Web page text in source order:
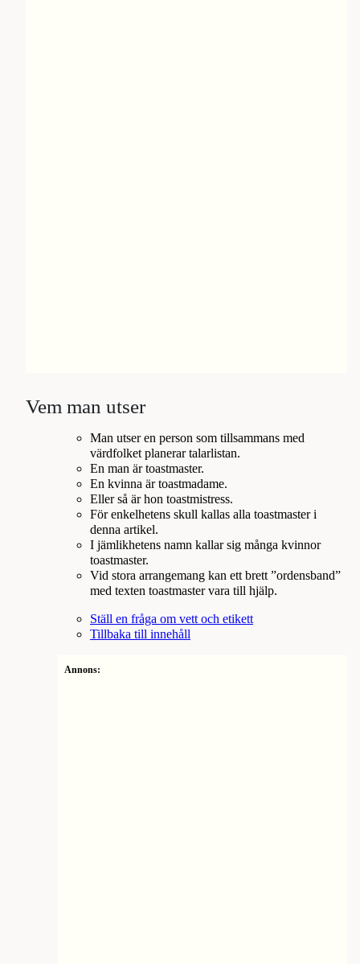
Vem man utser
Man utser en person som tillsammans med
värdfolket planerar talarlistan.
En man är toastmaster.
En kvinna är toastmadame.
Eller så är hon toastmistress.
För enkelhetens skull kallas alla toastmaster i
denna artikel.
I jämlikhetens namn kallar sig många kvinnor
toastmaster.
Vid stora arrangemang kan ett brett ”ordensband”
med texten toastmaster vara till hjälp.
Ställ en fråga om vett och etikett
Tillbaka till innehåll
Annons: